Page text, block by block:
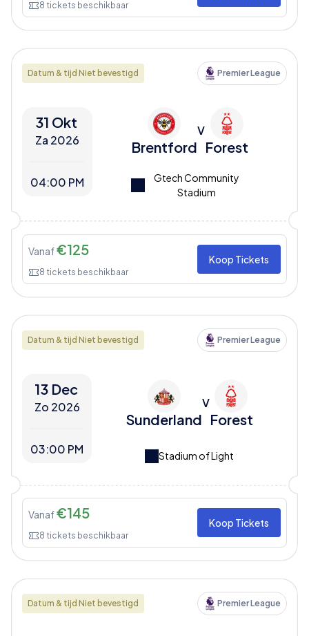
8 tickets beschikbaar
Datum & tijd Niet bevestigd Premier League
31 Okt
Za 2026
04:00 PM
Brentford
V
Forest
Gtech Community
Stadium
Vanaf€125
8 tickets beschikbaar
Koop Tickets
Datum & tijd Niet bevestigd Premier League
13 Dec
Zo 2026
03:00 PM
Sunderland
V
Forest
Stadium of Light
Vanaf€145
8 tickets beschikbaar
Koop Tickets
Datum & tijd Niet bevestigd Premier League